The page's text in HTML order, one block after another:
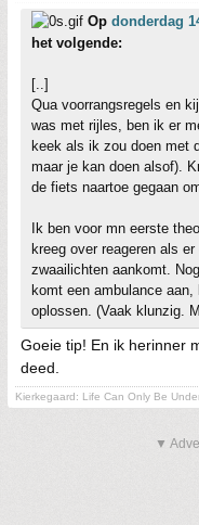
Op donderdag
het volgende:
[..]
Qua voorrangsregels en
was met rijles, ben ik er
keek als ik zou doen met
maar je kan doen alsof).
de fiets naartoe gegaan
Ik ben voor mn eerste
kreeg over reageren als
zwaailichten aankomt.
komt een ambulance
oplossen. (Vaak klunzig.
Goeie tip! En ik herinner
deed.
Kierkegaard: Life Can Only Be
▼